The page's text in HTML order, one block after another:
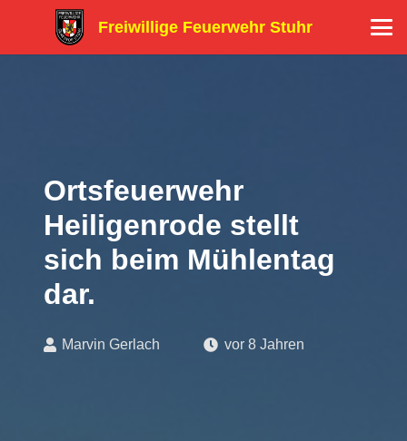
Freiwillige Feuerwehr Stuhr
Ortsfeuerwehr
Heiligenrode stellt
sich beim Mühlentag
dar.
Marvin Gerlach vor 8 Jahren